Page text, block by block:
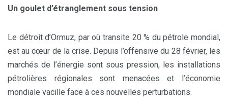
Un goulet d’étranglement sous tension
Le détroit d’Ormuz, par où transite 20 % du pétrole mondial,
est au cœur de la crise. Depuis l’offensive du 28 février, les
marchés de l’énergie sont sous pression, les installations
pétrolières régionales sont menacées et l’économie
mondiale vacille face à ces nouvelles perturbations.